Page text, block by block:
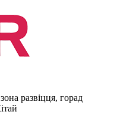
развіцця, горад